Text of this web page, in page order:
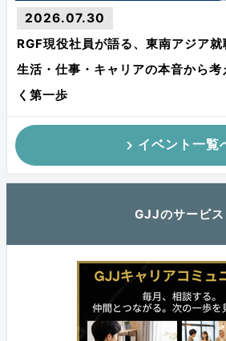
2026.07.30
RGF現役社員が語る、東南アジア
生活・仕事・キャリアの本音から考
く第一歩
イベント一覧
GJJのサービス